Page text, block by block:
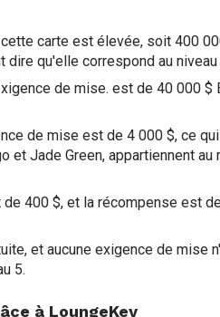
carte est élevée, soit 400
dire qu'elle correspond au niveau
de mise. est de 40 000 $
de mise est de 4 000 $, ce
et Jade Green, appartiennent
400 $, et la récompense est
et aucune exigence de mise
5.
à LoungeKey